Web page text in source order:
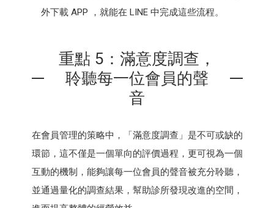
外下載 APP ，就能在 LINE 中完成這些流程。
重點 5：滿意度調查，
聆聽每一位會員的聲
音
在會員管理的策略中，「滿意度調查」是不可或缺的
環節，這不僅是一個單向的評價過程，更可視為一個
互動的機制，能夠讓每一位會員的聲音被充分聆聽，
並通過量化的調查結果，幫助診所發現改進的空間，